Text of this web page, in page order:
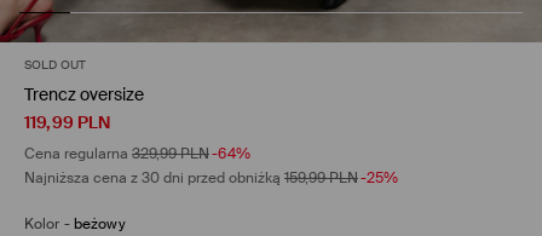
SOLD OUT
Trencz oversize
119,99 PLN
Cena regularna 329,99PLN-64%
Najniższa cena z 30 dni przed obniżką 159,99PLN-25%
Kolor - beżowy